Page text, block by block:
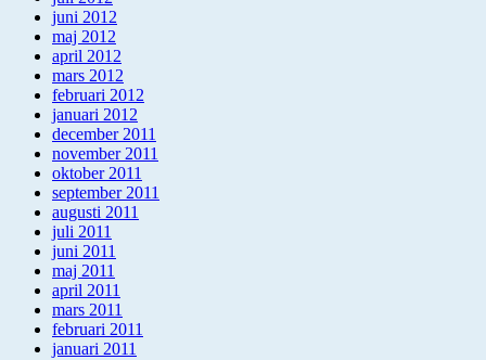
juni 2012
maj 2012
april 2012
mars 2012
februari 2012
januari 2012
december 2011
november 2011
oktober 2011
september 2011
augusti 2011
juli 2011
juni 2011
maj 2011
april 2011
mars 2011
februari 2011
januari 2011